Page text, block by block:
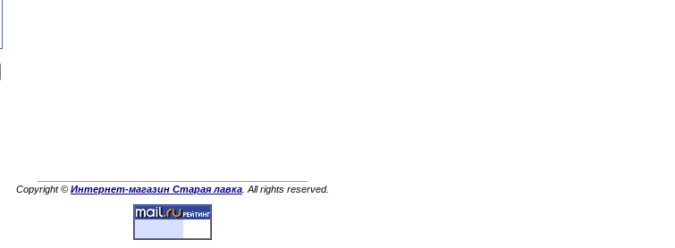
Copyright © Интернет-магазин Старая лавка . All rights reserved.